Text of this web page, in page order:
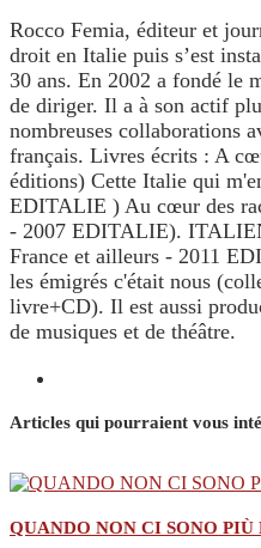
Rocco Femia, éditeur et
droit en Italie puis s’est
30 ans. En 2002 a fondé le
de diriger. Il a à son actif
nombreuses collaborations
français. Livres écrits : A
éditions) Cette Italie qui
EDITALIE ) Au cœur des
- 2007 EDITALIE).
France et ailleurs - 2011
les émigrés c'était nous
livre+CD). Il est aussi
de musiques et de théâtre.
Articles qui pourraient vous
QUANDO NON CI SONO